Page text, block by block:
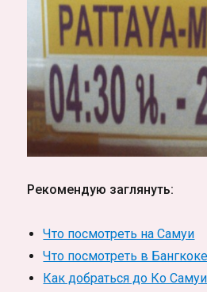
Рекомендую заглянуть:
Что посмотреть на Самуи
Что посмотреть в Бангкоке
Как добраться до Ко